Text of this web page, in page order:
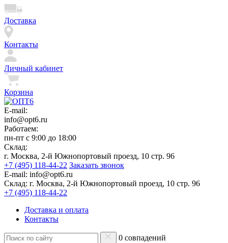
Доставка
Контакты
Личный кабинет
Корзина
E-mail:
info@opt6.ru
Работаем:
пн-пт с 9:00 до 18:00
Склад:
г. Москва, 2-й Южнопортовый проезд, 10 стр. 96
+7 (495) 118-44-22 Заказать звонок
E-mail: info@opt6.ru
Склад: г. Москва, 2-й Южнопортовый проезд, 10 стр. 96
+7 (495) 118-44-22
Доставка и оплата
Контакты
0 совпадений